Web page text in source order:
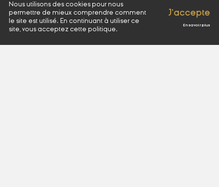
Nous utilisons des cookies pour nous
permettre de mieux comprendre comment
le site est utilisé. En continuant à utiliser ce
site, vous acceptez cette politique.
J'accepte
En savoir plus